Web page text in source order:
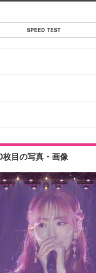
SPEED TEST
目の写真・画像